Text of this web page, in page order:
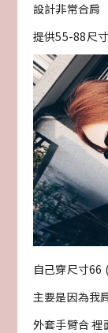
設計非常合肩
提供55-88尺
自己穿尺寸66
主要是因為我
外套手臂合 裡